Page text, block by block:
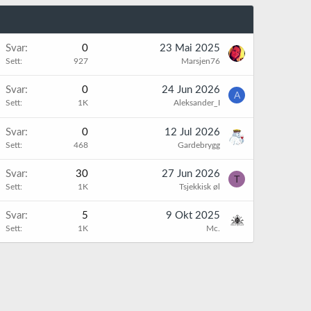
Svar 0
Sett 927
23 Mai 2025
Marsjen76
Svar 0
Sett 1K
24 Jun 2026
Aleksander_I
A
Svar 0
Sett 468
12 Jul 2026
Gardebrygg
Svar 30
Sett 1K
27 Jun 2026
Tsjekkisk øl
T
Svar 5
Sett 1K
9 Okt 2025
Mc.